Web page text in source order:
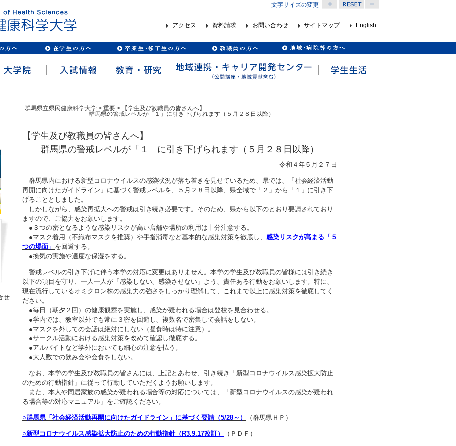
文字サイズの変更
アクセス 資料請求 お問い合わせ サイトマップ English
群馬県立県民健康科学大学 > 重要 > 【学生及び教職員の皆さんへ】
群馬県の警戒レベルが「１」に引き下げられます（５月２８日以降）
【学生及び教職員の皆さんへ】
群馬県の警戒レベルが「１」に引き下げられます（５月２８日以降）
令和４年５月２７日
群馬県内における新型コロナウイルスの感染状況が落ち着きを見せているため、県では、「社会経済活動
再開に向けたガイドライン」に基づく警戒レベルを、５月２８日以降、県全域で「２」から「１」に引き下
げることとしました。
しかしながら、感染再拡大への警戒は引き続き必要です。そのため、県から以下のとおり要請されており
ますので、ご協力をお願いします。
●３つの密となるような感染リスクが高い店舗や場所の利用は十分注意する。
●マスク着用（不織布マスクを推奨）や手指消毒など基本的な感染対策を徹底し、 感染リスクが高まる「５
つの場面」 を回避する。
●換気の実施や適度な保湿をする。
警戒レベルの引き下げに伴う本学の対応に変更はありません。本学の学生及び教職員の皆様には引き続き
以下の項目を守り、一人一人が「感染しない、感染させない」よう、責任ある行動をお願いします。特に、
現在流行しているオミクロン株の感染力の強さをしっかり理解して、これまで以上に感染対策を徹底してく
ださい。
●毎日（朝夕２回）の健康観察を実施し、感染が疑われる場合は登校を見合わせる。
●学内では、教室以外でも常に３密を回避し、複数名で密集して会話をしない。
●マスクを外しての会話は絶対にしない（昼食時は特に注意）。
●サークル活動における感染対策を改めて確認し徹底する。
●アルバイトなど学外においても細心の注意を払う。
●大人数での飲み会や会食をしない。
なお、本学の学生及び教職員の皆さんには、上記とあわせ、引き続き「新型コロナウイルス感染拡大防止
のための行動指針」に従って行動していただくようお願いします。
また、本人や同居家族の感染が疑われる場合等の対応については、「新型コロナウイルスの感染が疑われ
る場合等の対応マニュアル」をご確認ください。
○群馬県「社会経済活動再開に向けたガイドライン」に基づく要請（5/28～） （群馬県ＨＰ）
○新型コロナウイルス感染拡大防止のための行動指針（R3.9.17改訂） （ＰＤＦ）
せ